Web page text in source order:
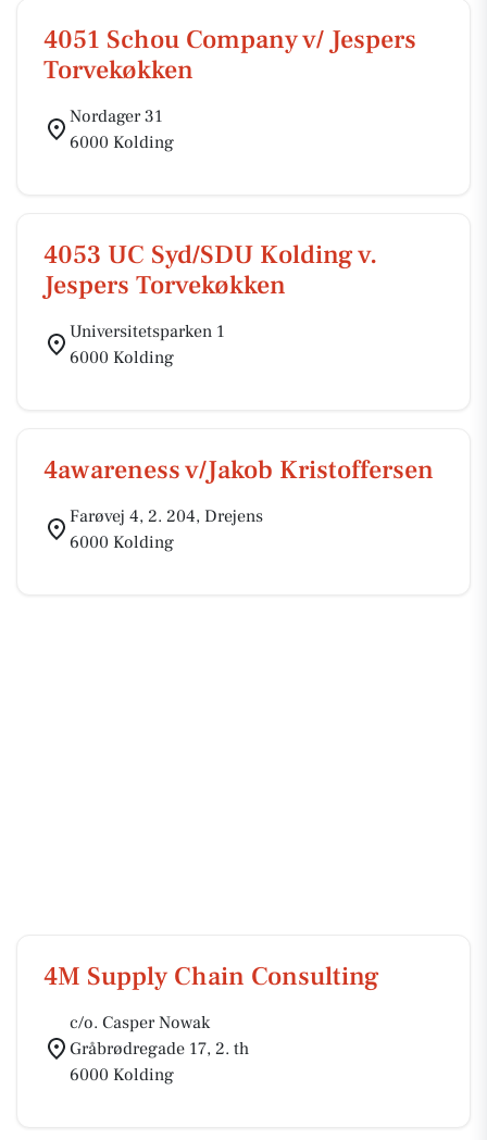
4051 Schou Company v/ Jespers
Torvekøkken
Nordager 31
6000 Kolding
4053 UC Syd/SDU Kolding v.
Jespers Torvekøkken
Universitetsparken 1
6000 Kolding
4awareness v/Jakob Kristoffersen
Farøvej 4, 2. 204, Drejens
6000 Kolding
4M Supply Chain Consulting
c/o. Casper Nowak
Gråbrødregade 17, 2. th
6000 Kolding